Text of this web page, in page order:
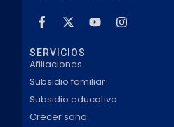
SERVICIOS
Afiliaciones
Subsidio familiar
Subsidio educativo
Crecer sano